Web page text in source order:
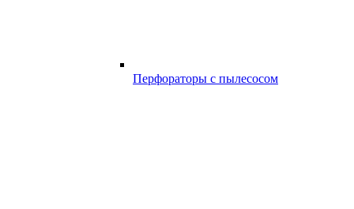
Перфораторы с пылесосом